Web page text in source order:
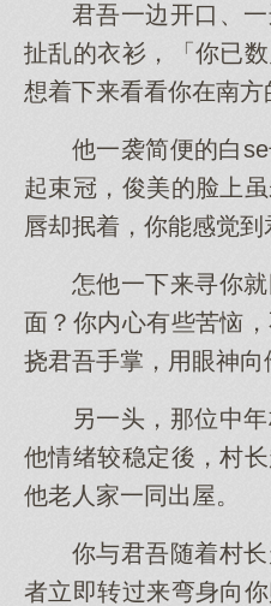
君吾一边开口、
扯乱的衣衫，「你已
想着下来看看你在南方
他一袭简便的白
起束冠，俊美的脸上
唇却抿着，你能感觉到
怎他一下来寻你
面？你内心有些苦恼
挠君吾手掌，用眼神向
另一头，那位中
他情绪较稳定後，村
他老人家一同出屋。
你与君吾随着村
者立即转过来弯身向